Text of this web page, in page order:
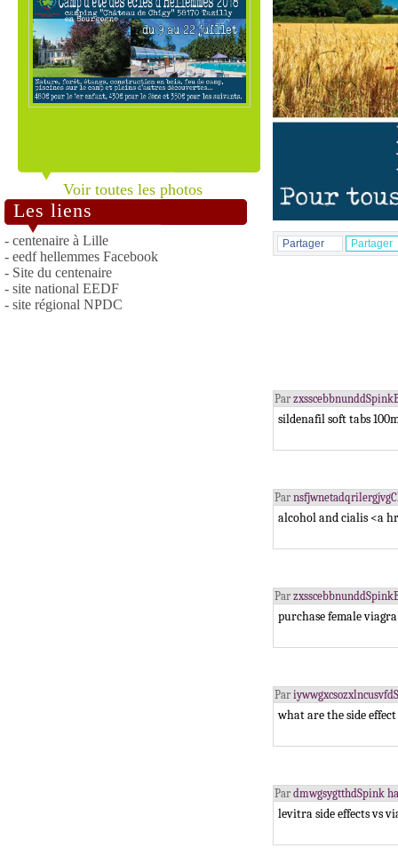
Voir toutes les photos
Les liens
- centenaire à Lille
- eedf hellemmes Facebook
- Site du centenaire
- site national EEDF
- site régional NPDC
Partager Partager
Par
sildenafil soft tabs
Par
alcohol and cialis <a
Par
purchase female
Par
what are the side
Par dmwgsygtthdSpink
levitra side effects vs